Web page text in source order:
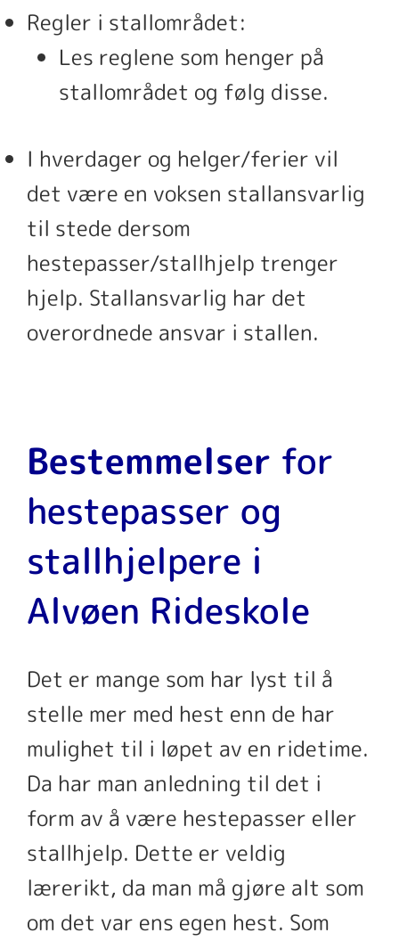
Regler i stallområdet:
Les reglene som henger på
stallområdet og følg disse.
I hverdager og helger/ferier vil
det være en voksen stallansvarlig
til stede dersom
hestepasser/stallhjelp trenger
hjelp. Stallansvarlig har det
overordnede ansvar i stallen.
Bestemmelser for
hestepasser og
stallhjelpere i
Alvøen Rideskole
Det er mange som har lyst til å
stelle mer med hest enn de har
mulighet til i løpet av en ridetime.
Da har man anledning til det i
form av å være hestepasser eller
stallhjelp. Dette er veldig
lærerikt, da man må gjøre alt som
om det var ens egen hest. Som